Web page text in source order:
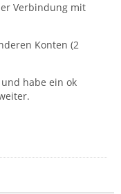
Verbindung mit
Konten (2
habe ein ok